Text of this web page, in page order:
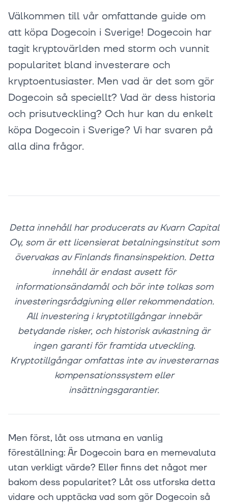
Välkommen till vår omfattande guide om
att köpa Dogecoin i Sverige! Dogecoin har
tagit kryptovärlden med storm och vunnit
popularitet bland investerare och
kryptoentusiaster. Men vad är det som gör
Dogecoin så speciellt? Vad är dess historia
och prisutveckling? Och hur kan du enkelt
köpa Dogecoin i Sverige? Vi har svaren på
alla dina frågor.
Detta innehåll har producerats av Kvarn Capital
Oy, som är ett licensierat betalningsinstitut som
övervakas av Finlands finansinspektion. Detta
innehåll är endast avsett för
informationsändamål och bör inte tolkas som
investeringsrådgivning eller rekommendation.
All investering i kryptotillgångar innebär
betydande risker, och historisk avkastning är
ingen garanti för framtida utveckling.
Kryptotillgångar omfattas inte av investerarnas
kompensationssystem eller
insättningsgarantier.
Men först, låt oss utmana en vanlig
föreställning: Är Dogecoin bara en memevaluta
utan verkligt värde? Eller finns det något mer
bakom dess popularitet? Låt oss utforska detta
vidare och upptäcka vad som gör Dogecoin så